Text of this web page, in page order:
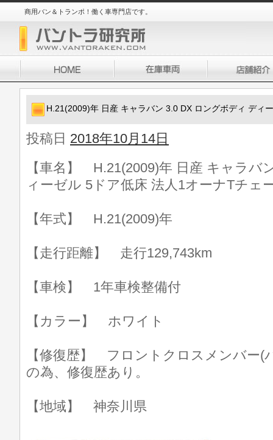
商用バン＆トランポ！働く車専門店です。
H.21(2009)年 日産 キャラバン 3.0 DX ロングボディ ディ
投稿日 2018年10月14日
【車名】 H.21(2009)年 日産 キャラバ
ィーゼル 5ドア低床 法人1オーナTチェ
【年式】 H.21(2009)年
【走行距離】 走行129,743km
【車検】 1年車検整備付
【カラー】 ホワイト
【修復歴】 フロントクロスメンバー(
の為、修復歴あり。
【地域】 神奈川県